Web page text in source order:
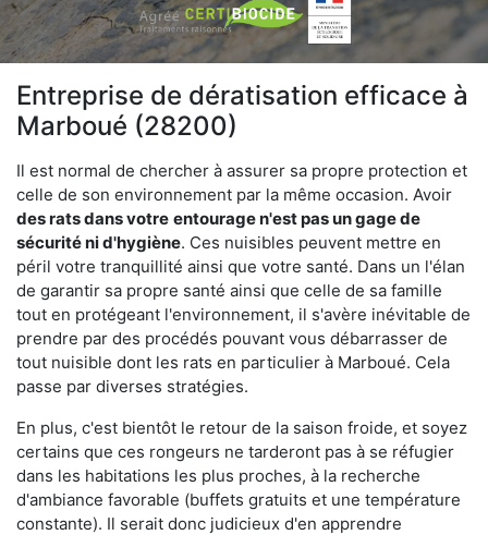
Entreprise de dératisation efficace à
Marboué (28200)
Il est normal de chercher à assurer sa propre protection et
celle de son environnement par la même occasion. Avoir
des rats dans votre entourage n'est pas un gage de
sécurité ni d'hygiène. Ces nuisibles peuvent mettre en
péril votre tranquillité ainsi que votre santé. Dans un l'élan
de garantir sa propre santé ainsi que celle de sa famille
tout en protégeant l'environnement, il s'avère inévitable de
prendre par des procédés pouvant vous débarrasser de
tout nuisible dont les rats en particulier à Marboué. Cela
passe par diverses stratégies.
En plus, c'est bientôt le retour de la saison froide, et soyez
certains que ces rongeurs ne tarderont pas à se réfugier
dans les habitations les plus proches, à la recherche
d'ambiance favorable (buffets gratuits et une température
constante). Il serait donc judicieux d'en apprendre